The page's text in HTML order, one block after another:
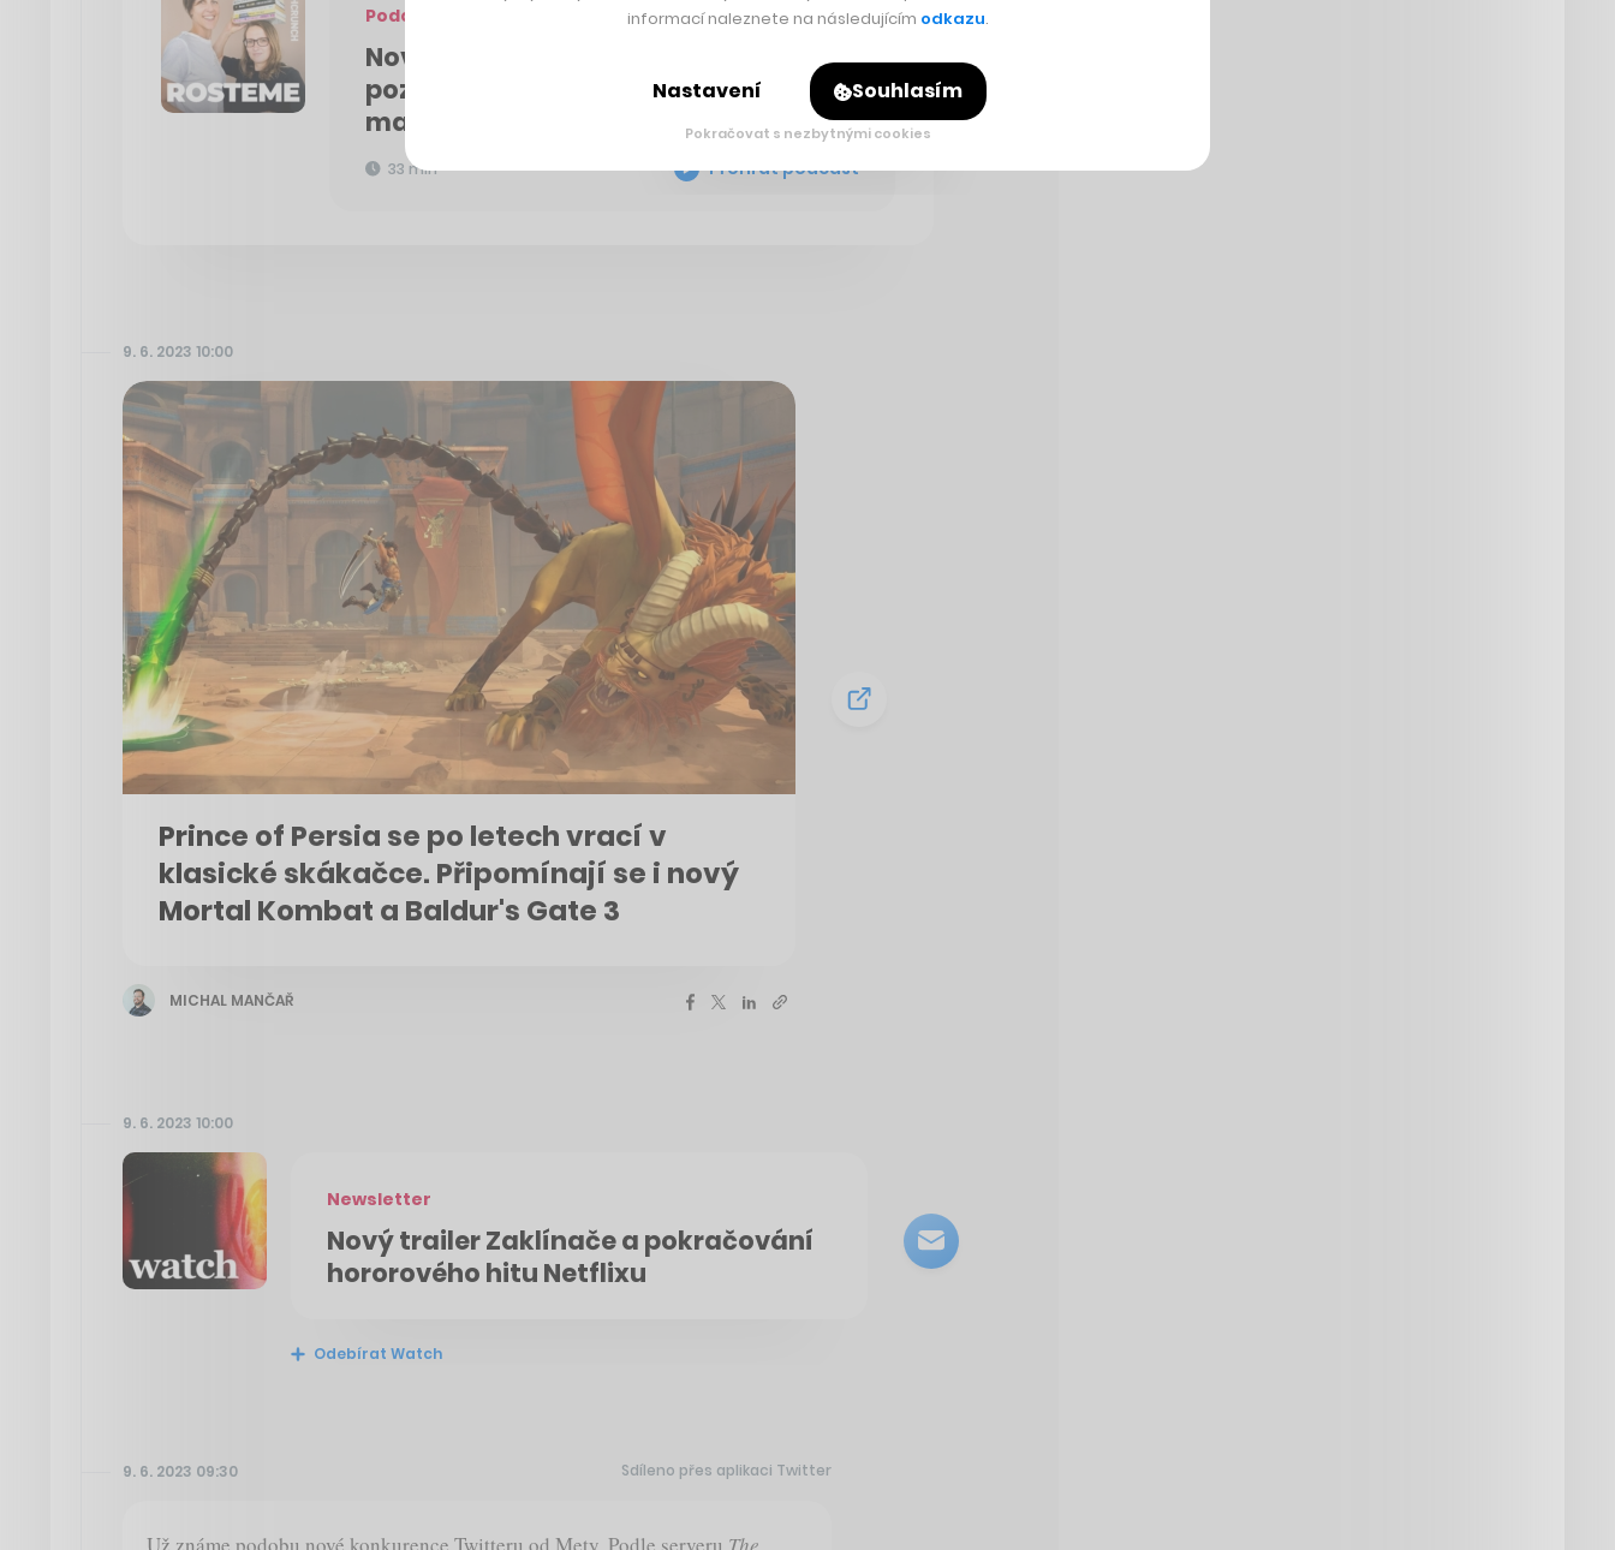
Podcast
Nové zbraně vlivu: Naučte se je
poznat a nenechte sebou
manipulovat
33 min Přehrát podcast
9. 6. 2023 10:00
Prince of Persia se po letech vrací v
klasické skákačce. Připomínají se i nový
Mortal Kombat a Baldur's Gate 3
MICHAL MANČAŘ
9. 6. 2023 10:00
Newsletter
Nový trailer Zaklínače a pokračování
hororového hitu Netflixu
Odebírat Watch
9. 6. 2023 09:30 Sdíleno přes aplikaci Twitter
informací naleznete na následujícím odkazu.
Nastavení Souhlasím
Pokračovat s nezbytnými cookies